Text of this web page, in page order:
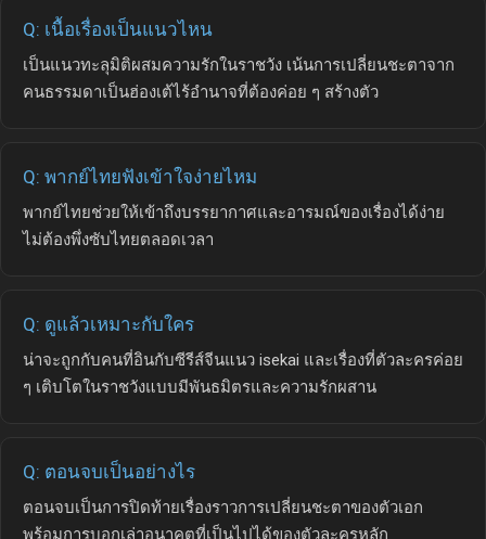
Q: เนื้อเรื่องเป็นแนวไหน
เป็นแนวทะลุมิติผสมความรักในราชวัง เน้นการเปลี่ยนชะตาจาก
คนธรรมดาเป็นฮ่องเต้ไร้อำนาจที่ต้องค่อย ๆ สร้างตัว
Q: พากย์ไทยฟังเข้าใจง่ายไหม
พากย์ไทยช่วยให้เข้าถึงบรรยากาศและอารมณ์ของเรื่องได้ง่าย
ไม่ต้องพึ่งซับไทยตลอดเวลา
Q: ดูแล้วเหมาะกับใคร
น่าจะถูกกับคนที่อินกับซีรีส์จีนแนว isekai และเรื่องที่ตัวละครค่อย
ๆ เติบโตในราชวังแบบมีพันธมิตรและความรักผสาน
Q: ตอนจบเป็นอย่างไร
ตอนจบเป็นการปิดท้ายเรื่องราวการเปลี่ยนชะตาของตัวเอก
พร้อมการบอกเล่าอนาคตที่เป็นไปได้ของตัวละครหลัก